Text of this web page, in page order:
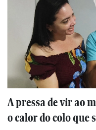
A pressa de vir ao
o calor do colo que